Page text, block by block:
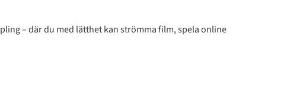
– där du med lätthet kan strömma film, spela online